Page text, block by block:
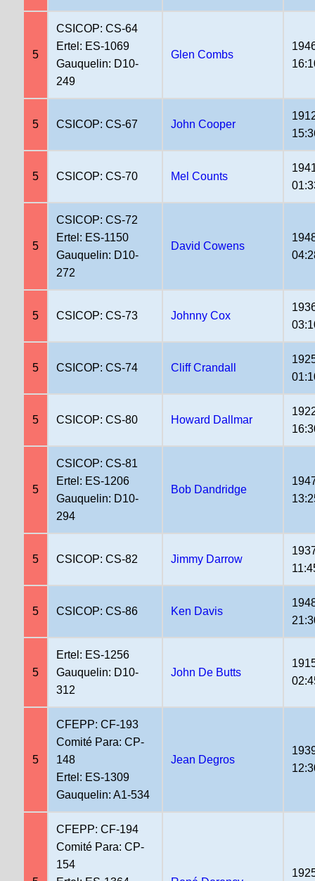
5
CSICOP: CS-64
Ertel: ES-1069
Gauquelin: D10-
249
Glen Combs
5 CSICOP: CS-67 John Cooper
5 CSICOP: CS-70 Mel Counts
5
CSICOP: CS-72
Ertel: ES-1150
Gauquelin: D10-
272
David Cowens
5 CSICOP: CS-73 Johnny Cox
5 CSICOP: CS-74 Cliff Crandall
5 CSICOP: CS-80 Howard Dallmar
5
CSICOP: CS-81
Ertel: ES-1206
Gauquelin: D10-
294
Bob Dandridge
5 CSICOP: CS-82 Jimmy Darrow
5 CSICOP: CS-86 Ken Davis
5
Ertel: ES-1256
Gauquelin: D10-
312
John De Butts
5
CFEPP: CF-193
Comité Para: CP-
148
Ertel: ES-1309
Gauquelin: A1-534
Jean Degros
CFEPP: CF-194
Comité Para: CP-
154